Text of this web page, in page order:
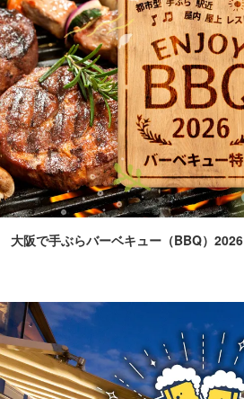
大阪で手ぶらバーベキュー（BBQ）2026